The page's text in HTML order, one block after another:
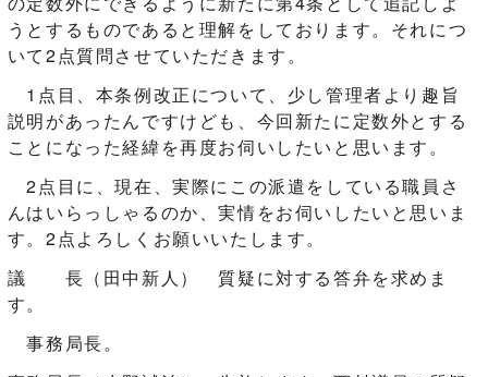
うとするものであると理解をしております。それにつ
いて2点質問させていただきます。
1点目、本条例改正について、少し管理者より趣旨
説明があったんですけども、今回新たに定数外とする
ことになった経緯を再度お伺いしたいと思います。
2点目に、現在、実際にこの派遣をしている職員さ
んはいらっしゃるのか、実情をお伺いしたいと思いま
す。2点よろしくお願いいたします。
議 長（田中新人） 質疑に対する答弁を求めま
す。
事務局長。